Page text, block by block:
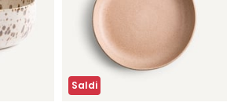
Saldi